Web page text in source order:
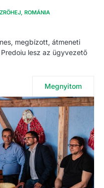
ROMÁNIA
megbízott, átmeneti
lesz az ügyvezető
Megnyitom